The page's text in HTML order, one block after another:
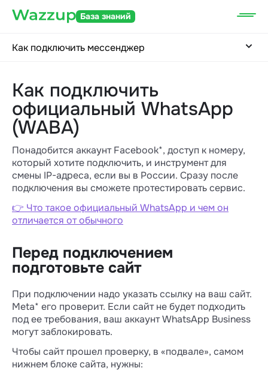
База знаний
Как подключить мессенджер
Как подключить
официальный WhatsApp
(WABA)
Понадобится аккаунт Facebook*, доступ к номеру,
который хотите подключить, и инструмент для
смены IP-адреса, если вы в России. Сразу после
подключения вы сможете протестировать сервис.
👉 Что такое официальный WhatsApp и чем он
отличается от обычного
Перед подключением
подготовьте сайт
При подключении надо указать ссылку на ваш сайт.
Meta* его проверит. Если сайт не будет подходить
под ее требования, ваш аккаунт WhatsApp Business
могут заблокировать.
Чтобы сайт прошел проверку, в «подвале», самом
нижнем блоке сайта, нужны: